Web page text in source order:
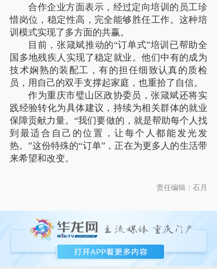
合作企业方面表示，经过定向培训的员工珍
惜岗位，稳定性高，完全能够胜任工作。这种培
训模式实现了多方面的共赢。
目前，张箴斌推动的“订单式”培训已帮助全
国多地残疾人实现了稳定就业。他们中有的成为
技术娴熟的装配工，有的担任细致认真的质检
员，用自己的双手支撑起家庭，也重拾了自信。
作为重庆市璧山区政协委员，张箴斌还将实
践经验转化为具体建议，持续为相关群体的就业
保障贡献力量。“我们要做的，就是帮助每个人找
到最适合自己的位置，让每个人都能发光发
热。”这份特殊的“订单”，正在为更多人的生活带
来希望和改变。
责任编辑：石月